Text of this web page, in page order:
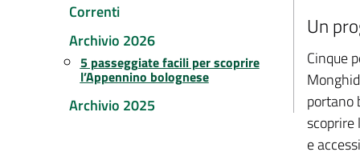
Correnti
Archivio 2026
5 passeggiate facili per scoprire
l’Appennino bolognese
Archivio 2025
Un
Cinque
portano
scoprire
e